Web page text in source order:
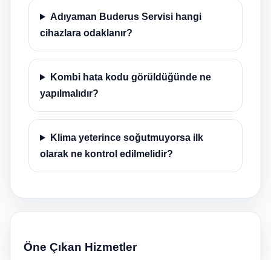
Adıyaman Buderus Servisi hangi
cihazlara odaklanır?
Kombi hata kodu görüldüğünde ne
yapılmalıdır?
Klima yeterince soğutmuyorsa ilk
olarak ne kontrol edilmelidir?
Öne Çıkan Hizmetler